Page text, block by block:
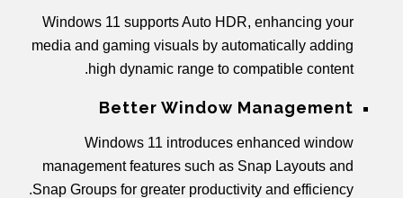
Windows 11 supports Auto HDR, enhancing your
media and gaming visuals by automatically adding
high dynamic range to compatible content.
Better Window Management
Windows 11 introduces enhanced window
management features such as Snap Layouts and
Snap Groups for greater productivity and efficiency.